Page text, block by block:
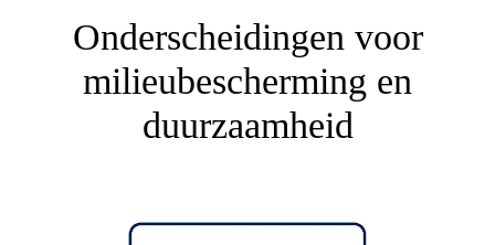
Onderscheidingen voor
milieubescherming en
duurzaamheid